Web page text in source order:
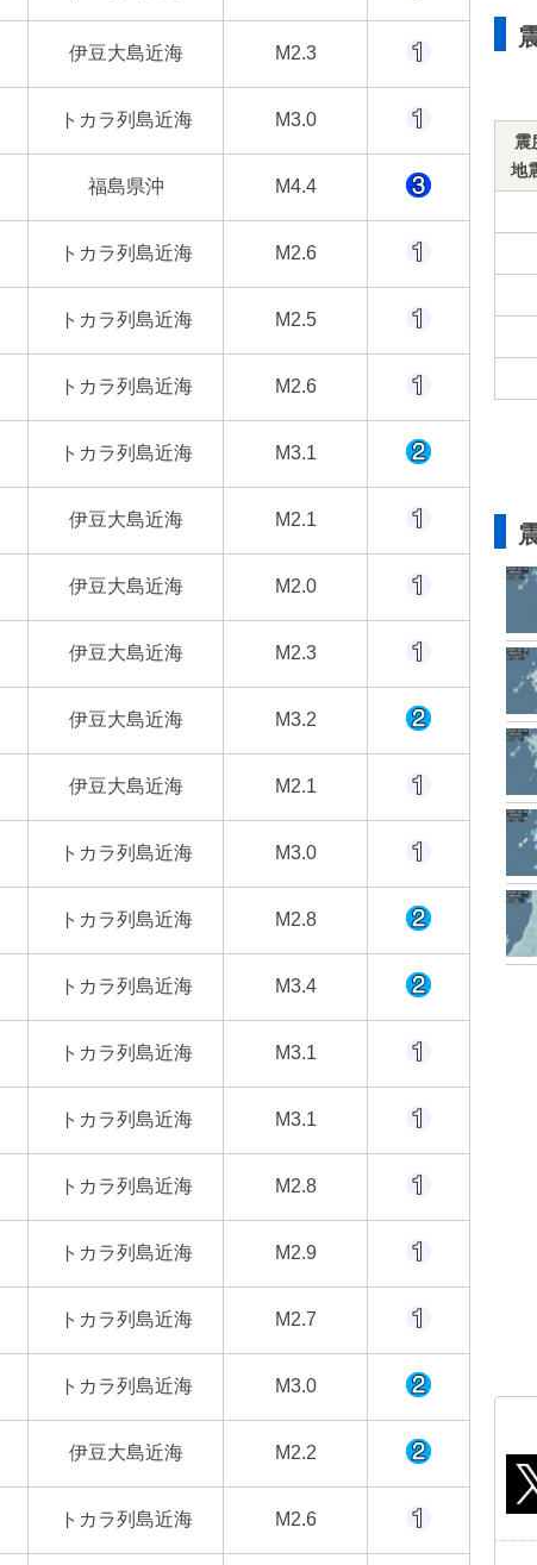
伊豆大島近海 M2.3
トカラ列島近海 M3.0
福島県沖 M4.4
トカラ列島近海 M2.6
トカラ列島近海 M2.5
トカラ列島近海 M2.6
トカラ列島近海 M3.1
伊豆大島近海 M2.1
伊豆大島近海 M2.0
伊豆大島近海 M2.3
伊豆大島近海 M3.2
伊豆大島近海 M2.1
トカラ列島近海 M3.0
トカラ列島近海 M2.8
トカラ列島近海 M3.4
トカラ列島近海 M3.1
トカラ列島近海 M3.1
トカラ列島近海 M2.8
トカラ列島近海 M2.9
トカラ列島近海 M2.7
トカラ列島近海 M3.0
伊豆大島近海 M2.2
トカラ列島近海 M2.6
震
地